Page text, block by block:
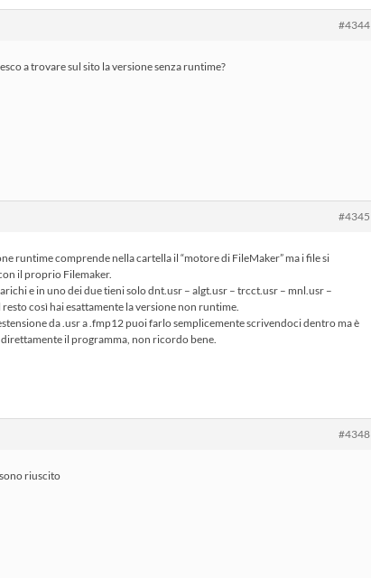
#4344
a trovare sul sito la versione senza runtime?
#4345
runtime comprende nella cartella il “motore di FileMaker” ma i file si
il proprio Filemaker.
e in uno dei due tieni solo dnt.usr – algt.usr – trcct.usr – mnl.usr –
così hai esattamente la versione non runtime.
da .usr a .fmp12 puoi farlo semplicemente scrivendoci dentro ma è
il programma, non ricordo bene.
#4348
riuscito